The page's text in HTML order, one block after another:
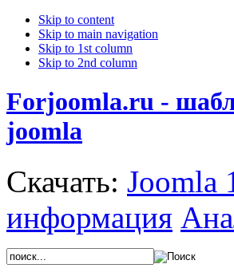
Skip to content
Skip to main navigation
Skip to 1st column
Skip to 2nd column
Forjoomla.ru -
joomla
Скачать: Joomla
информация